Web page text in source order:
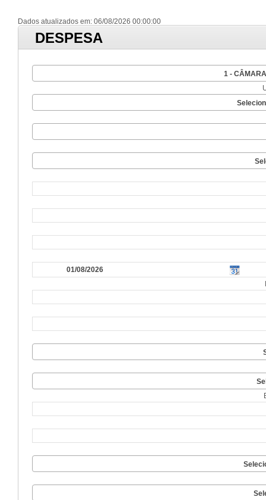
Dados atualizados em: 06/08/2026 00:00:00
DESPESA
1 -